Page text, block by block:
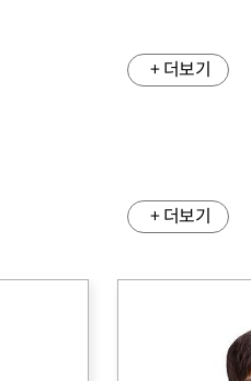
+ 더보기
+ 더보기